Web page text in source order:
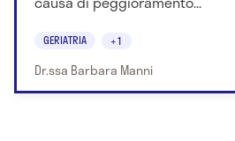
GERIATRIA +1
Dr.ssa Barbara Manni